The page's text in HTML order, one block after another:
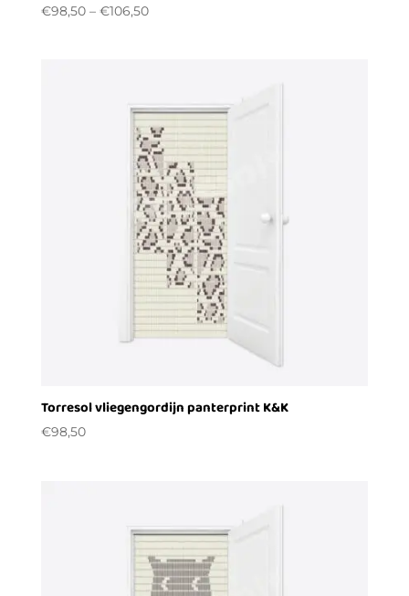
€98,50– €106,50
Torresol vliegengordijn panterprint K&K
€98,50